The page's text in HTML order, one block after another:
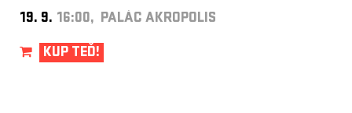
19. 9. 16:00, PALÁC AKROPOLIS
KUP TEĎ!